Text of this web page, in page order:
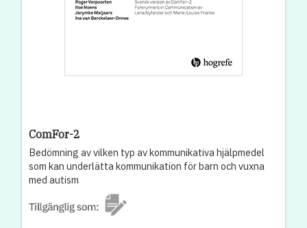
ComFor-2
Bedömning av vilken typ av kommunikativa hjälpmedel
som kan underlätta kommunikation för barn och vuxna
med autism